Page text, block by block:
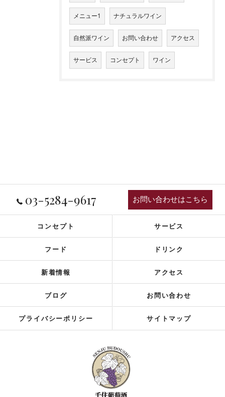
メニュー1 ナチュラルワイン
自然派ワイン お問い合わせ アクセス
サービス コンセプト ワイン
03-5284-9617 お問い合わせはこちら
コンセプト サービス
フード ドリンク
新着情報 アクセス
ブログ お問い合わせ
プライバシーポリシー サイトマップ